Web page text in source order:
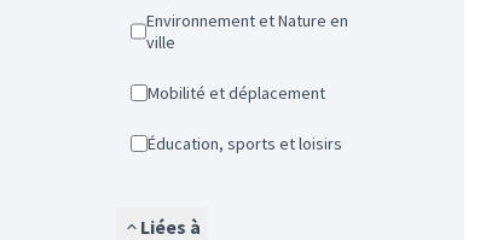
Environnement et Nature en
ville
Mobilité et déplacement
Éducation, sports et loisirs
Liées à